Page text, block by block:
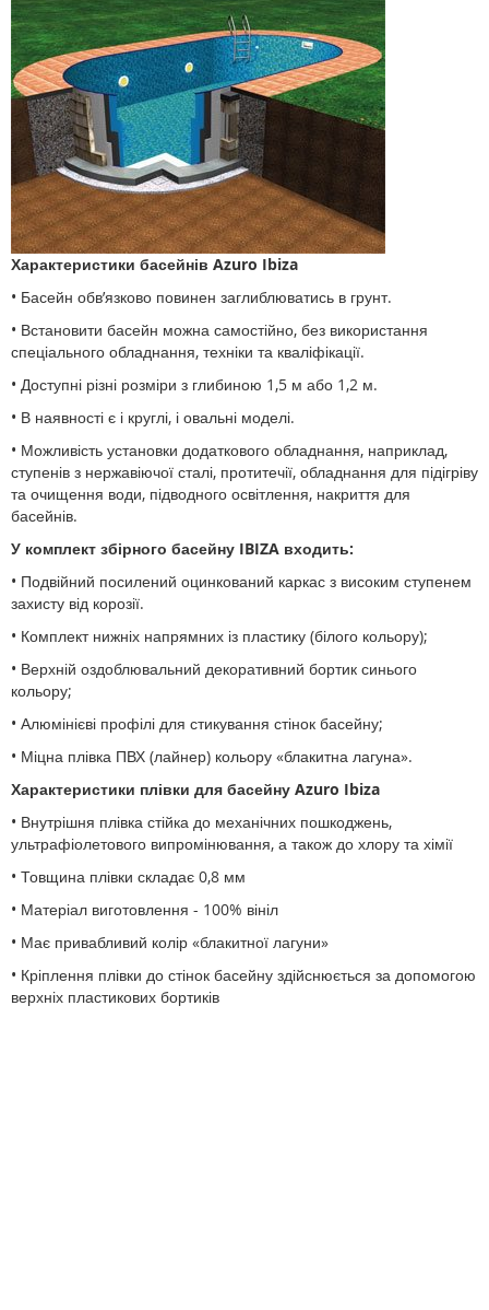
Характеристики басейнів Azuro Ibiza
• Басейн обв’язково повинен заглиблюватись в грунт.
• Встановити басейн можна самостійно, без використання
спеціального обладнання, техніки та кваліфікації.
• Доступні різні розміри з глибиною 1,5 м або 1,2 м.
• В наявності є і круглі, і овальні моделі.
• Можливість установки додаткового обладнання, наприклад,
ступенів з нержавіючої сталі, протитечії, обладнання для підігріву
та очищення води, підводного освітлення, накриття для
басейнів.
У комплект збірного басейну IBIZA входить:
• Подвійний посилений оцинкований каркас з високим ступенем
захисту від корозії.
• Комплект нижніх напрямних із пластику (білого кольору);
• Верхній оздоблювальний декоративний бортик синього
кольору;
• Алюмінієві профілі для стикування стінок басейну;
• Міцна плівка ПВХ (лайнер) кольору «блакитна лагуна».
Характеристики плівки для басейну Azuro Ibiza
• Внутрішня плівка стійка до механічних пошкоджень,
ультрафіолетового випромінювання, а також до хлору та хімії
• Товщина плівки складає 0,8 мм
• Матеріал виготовлення - 100% вініл
• Має привабливий колір «блакитної лагуни»
• Кріплення плівки до стінок басейну здійснюється за допомогою
верхніх пластикових бортиків